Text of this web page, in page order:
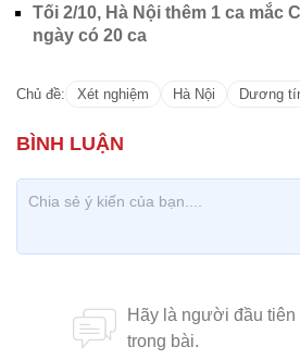
Tối 2/10, Hà Nội thêm 1 ca mắc
ngày có 20 ca
Chủ đề: Xét nghiệm Hà Nội Dương